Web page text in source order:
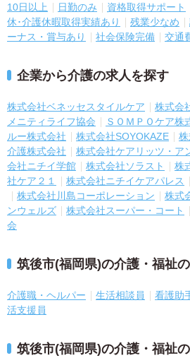
10日以上
日勤のみ 資格取得サポート
休･介護休暇取得実績あり
残業少なめ
ーナス・賞与あり
社会保険完備 交通
企業から介護の求人を探す
株式会社ベネッセスタイルケア 株式会
メニティライフ協会
ＳＯＭＰＯケア株
ルー株式会社
株式会社SOYOKAZE
介護株式会社
株式会社ケアリッツ・ア
会社ニチイ学館
株式会社ソラスト 株
社ケア２１
株式会社ニチイケアパレス
株式会社川島コーポレーション
株式
ンウェルズ
株式会社スーパー・コート
会
筑後市(福岡県)の介護・福祉
介護職・ヘルパー 生活相談員 看護助
活支援員
筑後市(福岡県)の介護・福祉